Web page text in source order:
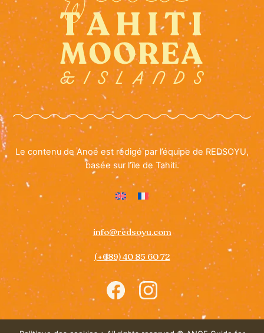
Le contenu de Anoe est rédigé par l’équipe de REDSOYU,
basée sur l’île de Tahiti.
info@redsoyu.com
(+689) 40 85 60 72
Icon
label
Icon
label